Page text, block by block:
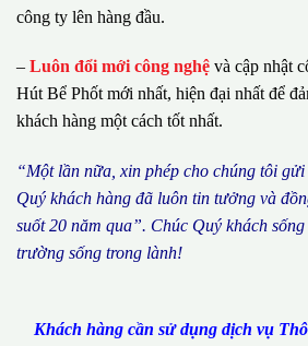
công ty lên hàng đầu.
– Luôn đổi mới công nghệ và cập nhật
Hút Bể Phốt mới nhất, hiện đại nhất để
khách hàng một cách tốt nhất.
“Một lần nữa, xin phép cho chúng tôi gửi
Quý khách hàng đã luôn tin tưởng và đồ
suốt 20 năm qua”. Chúc Quý khách sống
trường sống trong lành!
Khách hàng cần sử dụng dịch vụ